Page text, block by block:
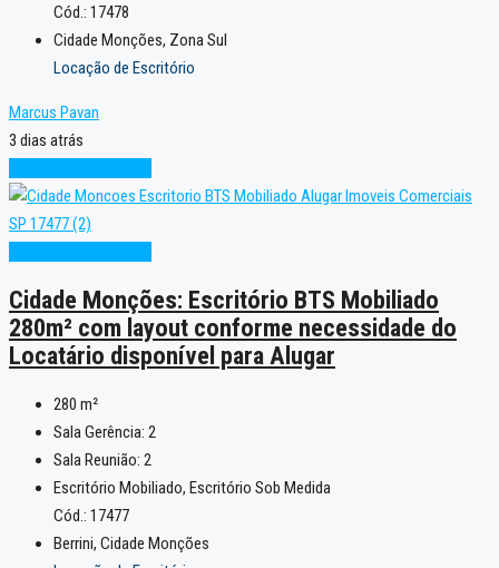
Cód.: 17478
Cidade Monções, Zona Sul
Locação de Escritório
Marcus Pavan
3 dias atrás
Cidade Monções: Escritório BTS Mobiliado
280m² com layout conforme necessidade do
Locatário disponível para Alugar
280 m²
Sala Gerência: 2
Sala Reunião: 2
Escritório Mobiliado, Escritório Sob Medida
Cód.: 17477
Berrini, Cidade Monções